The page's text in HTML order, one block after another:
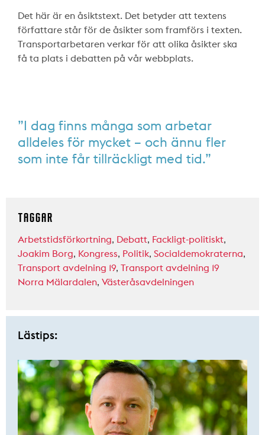
Det här är en åsiktstext. Det betyder att textens
författare står för de åsikter som framförs i texten.
Transportarbetaren verkar för att olika åsikter ska
få ta plats i debatten på vår webbplats.
”I dag finns många som arbetar
alldeles för mycket – och ännu fler
som inte får tillräckligt med tid.”
TAGGAR
Arbetstidsförkortning, Debatt, Fackligt-politiskt,
Joakim Borg, Kongress, Politik, Socialdemokraterna,
Transport avdelning 19, Transport avdelning 19
Norra Mälardalen, Västeråsavdelningen
Lästips: